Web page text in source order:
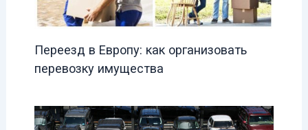
Переезд в Европу: как организовать
перевозку имущества